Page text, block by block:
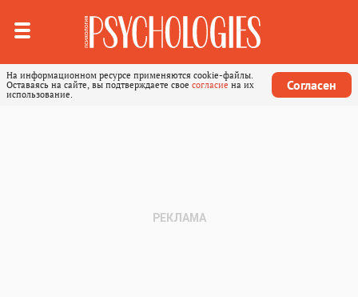
На информационном ресурсе применяются cookie-файлы.
Оставаясь на сайте, вы подтверждаете свое согласие на их
использование.
Согласен